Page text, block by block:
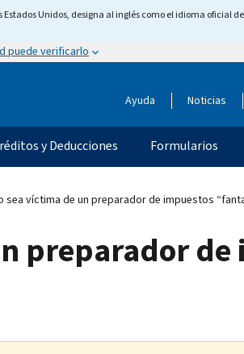
Unidos, designa al inglés como el idioma oficial
puede verificarlo
Ayuda Noticias
y Deducciones Formularios
sea víctima de un preparador de impuestos
preparador